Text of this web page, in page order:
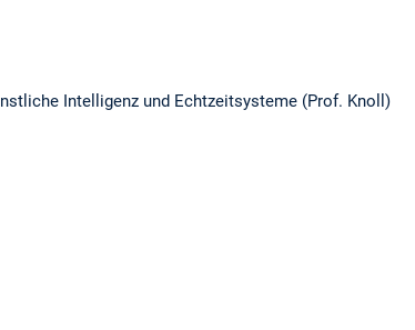
Intelligenz und Echtzeitsysteme (Prof. Knoll)